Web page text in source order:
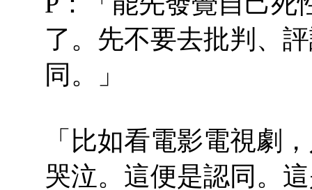
了。先不要去批判、
同。」
「比如看電影電視劇
哭泣。這便是認同。